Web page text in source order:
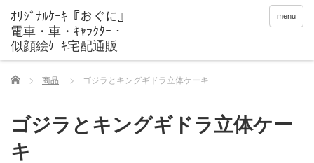
menu
Home 商品 ゴジラとキングギドラ立体ケーキ
ゴジラとキングギドラ立体ケー
キ